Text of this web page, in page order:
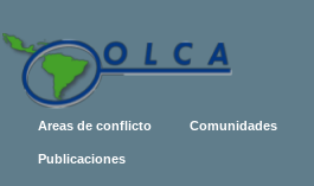
Areas de conflicto Comunidades
Publicaciones